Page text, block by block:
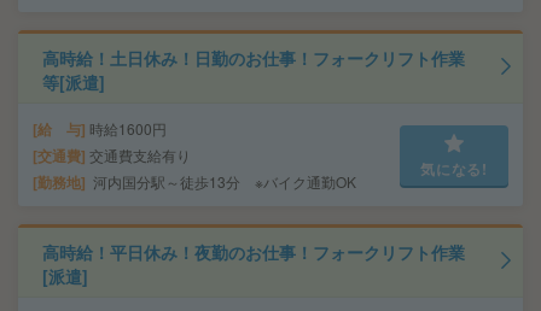
高時給！土日休み！日勤のお仕事！フォークリフト作業
等[派遣]
給 与 時給1600円
交通費 交通費支給有り
勤務地 河内国分駅～徒歩13分 ※バイク通勤OK
気になる!
高時給！平日休み！夜勤のお仕事！フォークリフト作業
[派遣]